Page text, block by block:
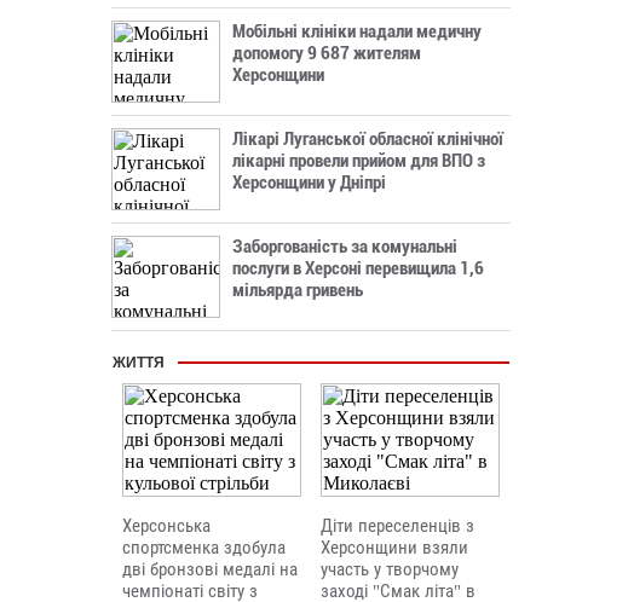
Мобільні клініки надали медичну
допомогу 9 687 жителям
Херсонщини
Лікарі Луганської обласної клінічної
лікарні провели прийом для ВПО з
Херсонщини у Дніпрі
Заборгованість за комунальні
послуги в Херсоні перевищила 1,6
мільярда гривень
ЖИТТЯ
Херсонська
спортсменка здобула
дві бронзові медалі на
чемпіонаті світу з
Діти переселенців з
Херсонщини взяли
участь у творчому
заході "Смак літа" в